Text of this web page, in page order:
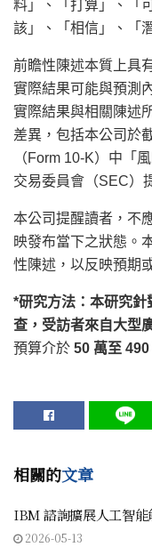
料」、「打算」、「
該」、「相信」、「
前瞻性陳述本質上具
實際結果可能與預測
實際結果與相關陳述
差異，包括本公司於
（Form 10-K）中「
交易委員會（SEC）
本公司提醒讀者，不
映發布當下之狀態。
性陳述，以反映預期
*研究方法：本研究針
查，受訪者來自大型
預算介於 50 萬至
相關的文章
IBM 諮詢擴展人工智
2026-05-13